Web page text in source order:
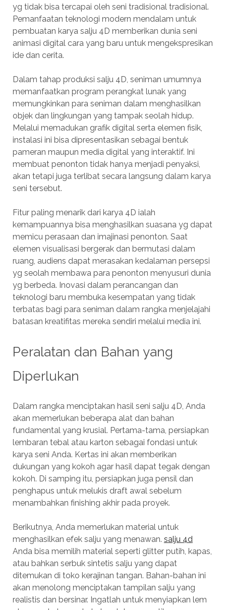
yg tidak bisa tercapai oleh seni tradisional tradisional.
Pemanfaatan teknologi modern mendalam untuk
pembuatan karya salju 4D memberikan dunia seni
animasi digital cara yang baru untuk mengekspresikan
ide dan cerita.
Dalam tahap produksi salju 4D, seniman umumnya
memanfaatkan program perangkat lunak yang
memungkinkan para seniman dalam menghasilkan
objek dan lingkungan yang tampak seolah hidup.
Melalui memadukan grafik digital serta elemen fisik,
instalasi ini bisa dipresentasikan sebagai bentuk
pameran maupun media digital yang interaktif. Ini
membuat penonton tidak hanya menjadi penyaksi,
akan tetapi juga terlibat secara langsung dalam karya
seni tersebut.
Fitur paling menarik dari karya 4D ialah
kemampuannya bisa menghasilkan suasana yg dapat
memicu perasaan dan imajinasi penonton. Saat
elemen visualisasi bergerak dan bermutasi dalam
ruang, audiens dapat merasakan kedalaman persepsi
yg seolah membawa para penonton menyusuri dunia
yg berbeda. Inovasi dalam perancangan dan
teknologi baru membuka kesempatan yang tidak
terbatas bagi para seniman dalam rangka menjelajahi
batasan kreatifitas mereka sendiri melalui media ini.
Peralatan dan Bahan yang
Diperlukan
Dalam rangka menciptakan hasil seni salju 4D, Anda
akan memerlukan beberapa alat dan bahan
fundamental yang krusial. Pertama-tama, persiapkan
lembaran tebal atau karton sebagai fondasi untuk
karya seni Anda. Kertas ini akan memberikan
dukungan yang kokoh agar hasil dapat tegak dengan
kokoh. Di samping itu, persiapkan juga pensil dan
penghapus untuk melukis draft awal sebelum
menambahkan finishing akhir pada proyek.
Berikutnya, Anda memerlukan material untuk
menghasilkan efek salju yang menawan. salju 4d
Anda bisa memilih material seperti glitter putih, kapas,
atau bahkan serbuk sintetis salju yang dapat
ditemukan di toko kerajinan tangan. Bahan-bahan ini
akan menolong menciptakan tampilan salju yang
realistis dan bersinar. Ingatlah untuk menyiapkan lem